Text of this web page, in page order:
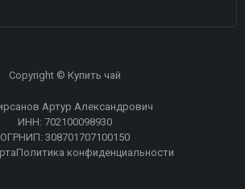
Copyright © Купить чай
Артур Александрович
ИНН: 702100098930
ОГРНИП: 308701707100150
Политика конфиденциальности